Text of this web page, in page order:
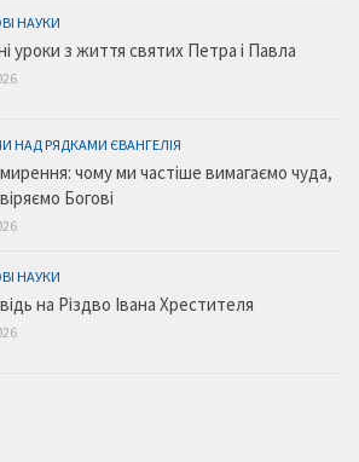
НАУКИ
уроки з життя святих Петра і Павла
НАД РЯДКАМИ ЄВАНГЕЛІЯ
чому ми частіше вимагаємо чуда,
Богові
НАУКИ
на Різдво Івана Хрестителя